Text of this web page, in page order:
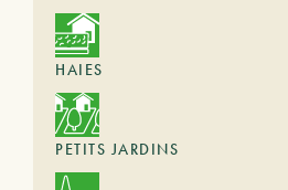
HAIES
PETITS JARDINS